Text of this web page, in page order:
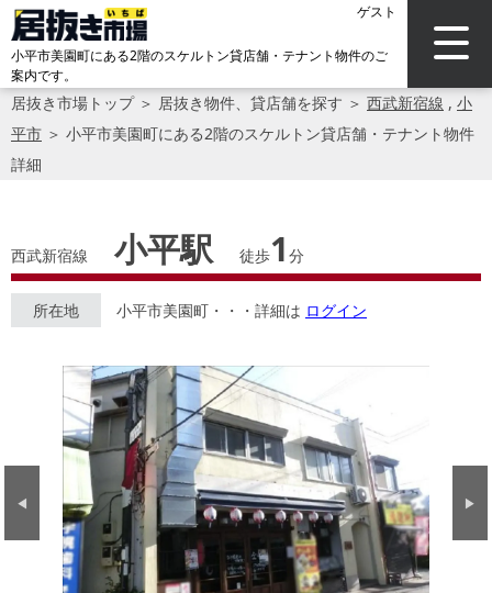
ゲスト
小平市美園町にある2階のスケルトン貸店舗・テナント物件のご
案内です。
居抜き市場トップ＞ 居抜き物件、貸店舗を探す ＞ 西武新宿線 , 小
平市 ＞ 小平市美園町にある2階のスケルトン貸店舗・テナント物件
詳細
西武新宿線 小平駅 徒歩1 分
所在地 小平市美園町・・・詳細は ログイン
Previous Next